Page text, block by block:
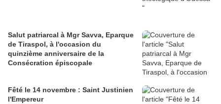
Salut patriarcal à Mgr Savva, Eparque
de Tiraspol, à l'occasion du
quinzième anniversaire de la
Consécration épiscopale
Fêté le 14 novembre : Saint Justinien
l'Empereur